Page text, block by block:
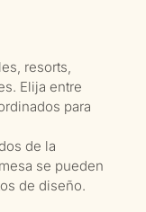
resorts,
Elija entre
para
de la
se pueden
de diseño.